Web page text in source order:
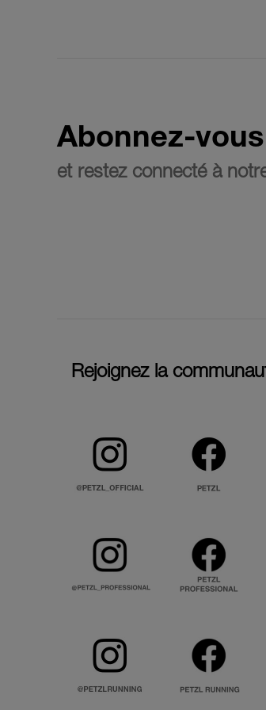
Abonnez-
et restez connecté à
Rejoignez la